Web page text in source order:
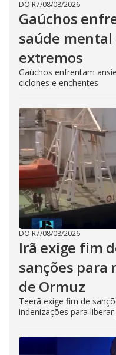
DO R7/08/08/2026
Gaúchos
saúde mental
extremos
Gaúchos enfrentam
ciclones e enchentes
DO R7/08/08/2026
Irã exige fim
sanções para
de Ormuz
Teerã exige fim de
indenizações para